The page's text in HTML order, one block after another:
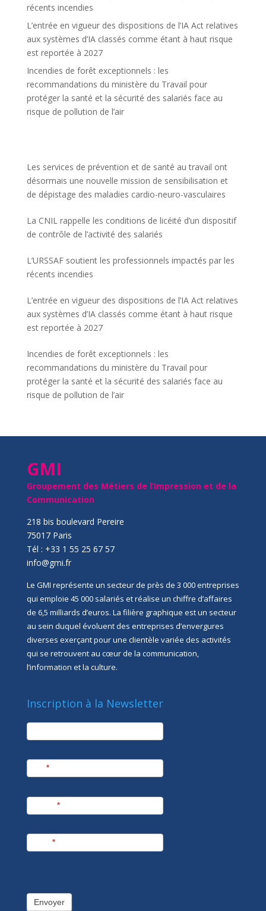
récents incendies
L’entrée en vigueur des dispositions de l’IA Act relatives
aux systèmes d’IA classés comme étant à haut risque
est reportée à 2027
Incendies de forêt exceptionnels : les
recommandations du ministère du Travail pour
protéger la santé et la sécurité des salariés face au
risque de pollution de l’air
Les services de prévention et de santé au travail ont
désormais une nouvelle mission de sensibilisation et
de dépistage des maladies cardio-neuro-vasculaires
La CNIL rappelle les conditions de licéité d’un dispositif
de contrôle de l’activité des salariés
L’URSSAF soutient les professionnels impactés par les
récents incendies
L’entrée en vigueur des dispositions de l’IA Act relatives
aux systèmes d’IA classés comme étant à haut risque
est reportée à 2027
Incendies de forêt exceptionnels : les
recommandations du ministère du Travail pour
protéger la santé et la sécurité des salariés face au
risque de pollution de l’air
GMI
Groupement des Métiers de l’Impression et de la
Communication
218 bis boulevard Pereire
75017 Paris
Tél : +33 1 55 25 67 57
info@gmi.fr
Le GMI représente un secteur de près de 3 000 entreprises
qui emploie 45 000 salariés et réalise un chiffre d’affaires
de 6,5 milliards d’euros. La filière graphique est un secteur
au sein duquel évoluent des entreprises d’envergures
diverses exerçant pour une clientèle variée des activités
qui se retrouvent au cœur de la communication,
l’information et la culture.
Inscription à la Newsletter
newsletter
*
*
*
Envoyer